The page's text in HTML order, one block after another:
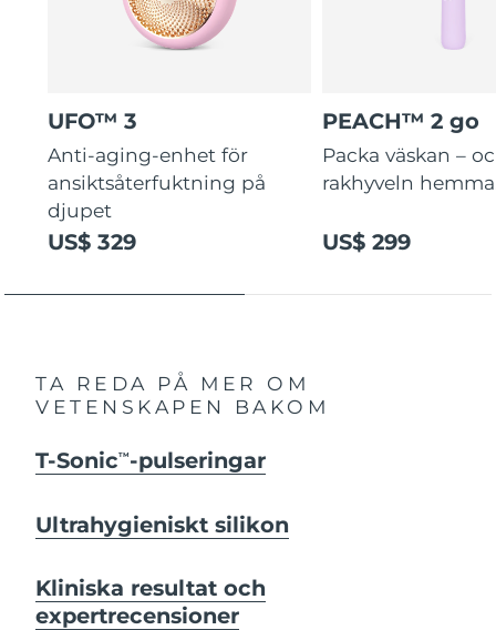
UFO™ 3
Anti-aging-enhet för
ansiktsåterfuktning på
djupet
US$ 329
PEACH™ 2 go
Packa väskan –
rakhyveln
US$ 299
TA REDA PÅ MER OM
VETENSKAPEN BAKOM
T-SonicTM -pulseringar
Ultrahygieniskt silikon
Kliniska resultat och
expertrecensioner